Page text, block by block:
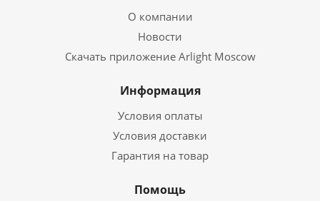
О компании
Новости
Скачать приложение Arlight Moscow
Информация
Условия оплаты
Условия доставки
Гарантия на товар
Помощь